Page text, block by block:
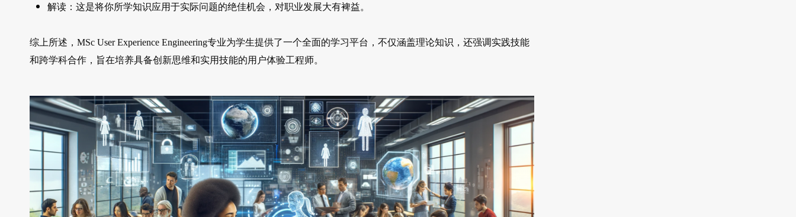
解读：这是将你所学知识应用于实际问题的绝佳机会，对职业发展大有裨益。
综上所述，MSc User Experience Engineering专业为学生提供了一个全面的学习平台，不仅涵盖理论知识，还强调实践技能
和跨学科合作，旨在培养具备创新思维和实用技能的用户体验工程师。